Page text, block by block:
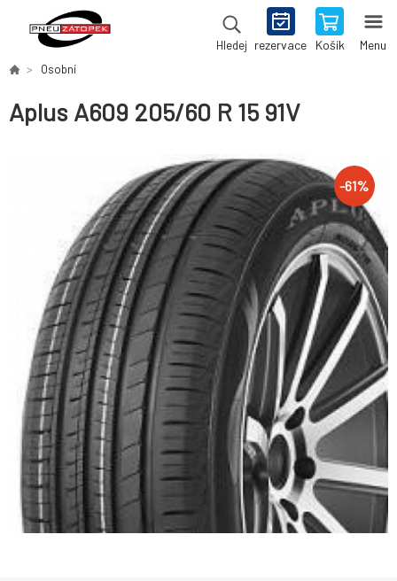
Hledej rezervace Košík Menu
Osobní
Aplus A609 205/60 R 15 91V
-61%